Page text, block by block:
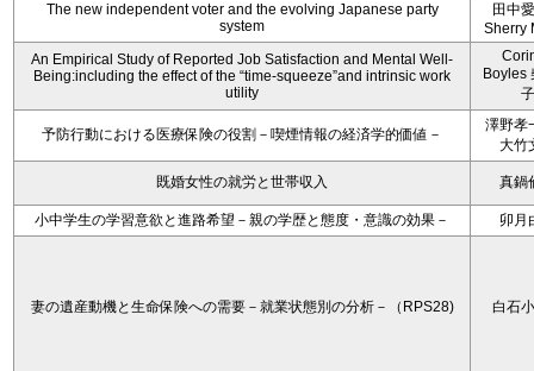
The new independent voter and the evolving Japanese party
system
田中
Sherry
An Empirical Study of Reported Job Satisfaction and Mental Well-
Being:including the effect of the “time-squeeze”and intrinsic work
utility
Boyles
子
予防行動における医療保険の役割－喫煙情報の経済学的価値－
澤野孝
大竹
既婚女性の就労と世帯収入 真鍋
小中学生の学習意欲と進路希望－親の学歴と態度・意識の効果－ 卯月
妻の遺産動機と生命保険への需要－就業状態別の分析－（RPS28) 白石